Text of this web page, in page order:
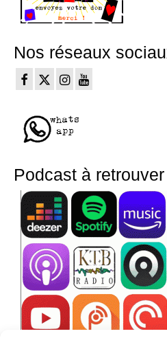
Nos réseaux
Podcast à